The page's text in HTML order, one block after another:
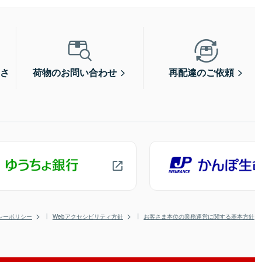
荷物のお問い合わせ 再配達のご依頼
ーポリシー Webアクセシビリティ方針 お客さま本位の業務運営に関する基本方針